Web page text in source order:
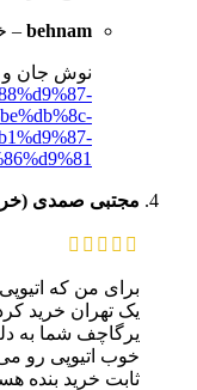
behnam
–
نوش جان و
مجتبی صمدی
برای من که
یک تهران خرید
یرگاچف شما به
خوب اتیوپی رو
ثابت خرید بنده